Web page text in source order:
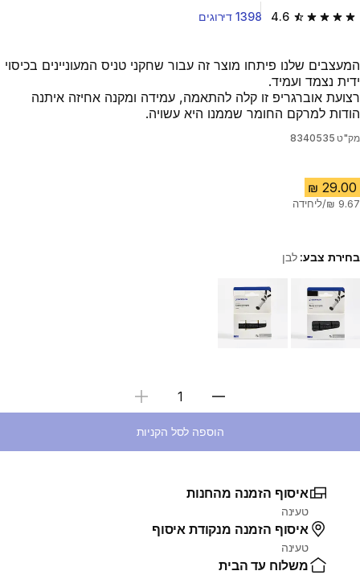
4.6 4.6 out of 5 stars from 1398 reviews 1398 דירוגים
המעצבים שלנו פיתחו מוצר זה עבור שחקני טניס המעוניינים בכיסוי
ידית נצמד ועמיד.
רצועת אוברגריפ זו קלה להתאמה, עמידה ומקנה אחיזה איתנה
הודות למרקם החומר שממנו היא עשויה.
מק"ט 8340535
בחירת צבע:לבן
Choose a variant
בחירת כמות
הוספה לסל הקניות
איסוף הזמנה מהחנות
טעינה
איסוף הזמנה מנקודת איסוף
טעינה
משלוח עד הבית